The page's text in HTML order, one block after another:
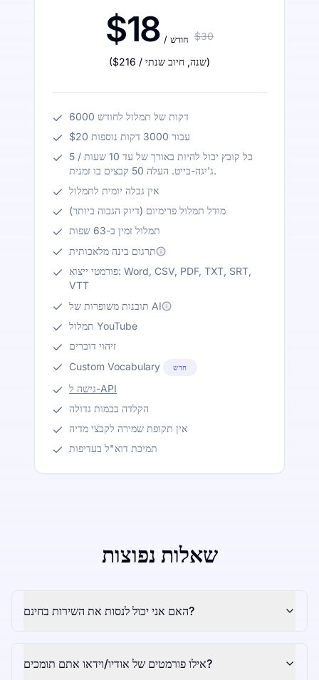
$18 / חודש $30
($216 / שנה, חיוב שנתי )
6000 דקות של תמלול לחודש
$20 עבור 3000 דקות נוספות
כל קובץ יכול להיות באורך של עד 10 שעות / 5
ג'יגה-בייט. העלה 50 קבצים בו זמנית.
אין גבלה יומית לתמלול
מודל תמלול פרימיום (דיוק הגבוה ביותר)
תמלול זמין ב-63 שפות
תרגום בינה מלאכותית
פורמטי ייצוא: Word, CSV, PDF, TXT, SRT,
VTT
תובנות משופרות של AI
תמלול YouTube
זיהוי דוברים
Custom Vocabulary
חדש
גישה ל-API
הקלדה בכמות גדולה
אין תקופת שמירה לקבצי מדיה
תמיכת דוא"ל בעדיפות
שאלות נפוצות
האם אני יכול לנסות את השירות בחינם?
אילו פורמטים של אודיו/וידאו אתם תומכים?